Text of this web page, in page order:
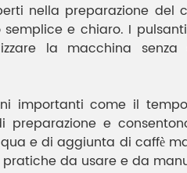
nella preparazione del
e chiaro. I
la macchina senza
importanti come il
preparazione e
e di aggiunta di caffè
da usare e da